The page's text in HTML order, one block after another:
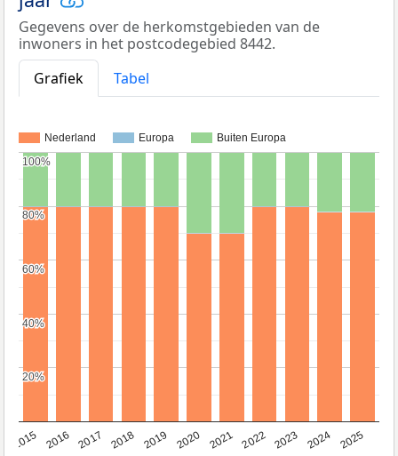
Gegevens over de herkomstgebieden van de
inwoners in het postcodegebied 8442.
Grafiek
Tabel
Nederland Europa Buiten Europa
2015 2016 2017 2018 2019 2020 2021 2022 2023 2024 2025
20%
20%
40%
40%
60%
60%
80%
80%
100%
100%